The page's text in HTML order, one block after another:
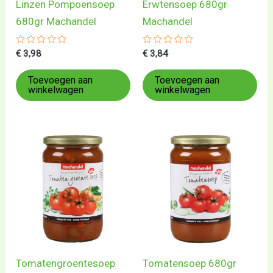
Linzen Pompoensoep
680gr Machandel
Gewaardeerd
uit
5
€ 3,98
Toevoegen aan
winkelwagen
Erwtensoep 680gr
Machandel
Gewaardeerd
uit
5
€ 3,84
Toevoegen aan
winkelwagen
Tomatengroentesoep
Tomatensoep 680gr